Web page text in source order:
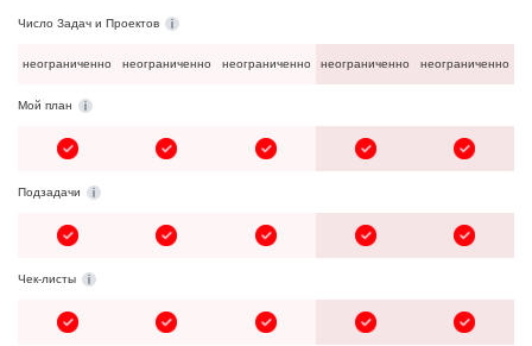
Число Задач и Проектов
неограниченно неограниченно неограниченно неограниченно неограниченно
Мой план
Подзадачи
Чек-листы